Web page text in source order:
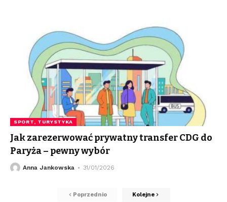
SPORT, TURYSTYKA
Jak zarezerwować prywatny transfer CDG do
Paryża – pewny wybór
Anna Jankowska 31/01/2026
Poprzednio Kolejne